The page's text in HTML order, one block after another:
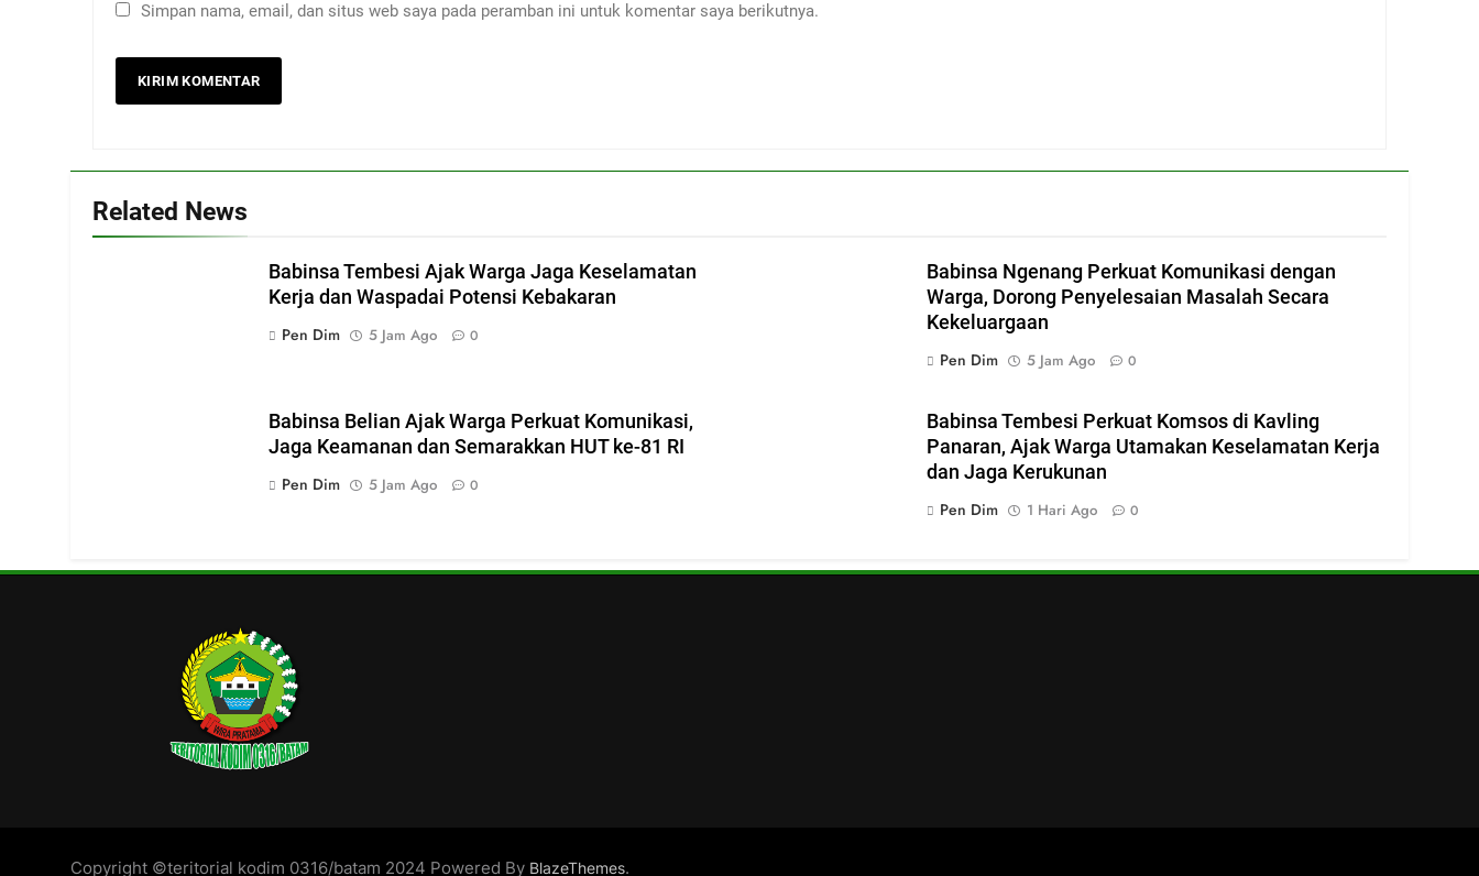
Simpan nama, email, dan situs web saya pada peramban ini untuk komentar saya berikutnya.
Related News
Babinsa Tembesi Ajak Warga Jaga Keselamatan
Kerja dan Waspadai Potensi Kebakaran
Pen Dim
5 Jam Ago 0
Babinsa Ngenang Perkuat Komunikasi dengan
Warga, Dorong Penyelesaian Masalah Secara
Kekeluargaan
Pen Dim
5 Jam Ago 0
Babinsa Belian Ajak Warga Perkuat Komunikasi,
Jaga Keamanan dan Semarakkan HUT ke-81 RI
Pen Dim
5 Jam Ago 0
Babinsa Tembesi Perkuat Komsos di Kavling
Panaran, Ajak Warga Utamakan Keselamatan Kerja
dan Jaga Kerukunan
Pen Dim
1 Hari Ago 0
Copyright ©teritorial kodim 0316/batam 2024 Powered By BlazeThemes.